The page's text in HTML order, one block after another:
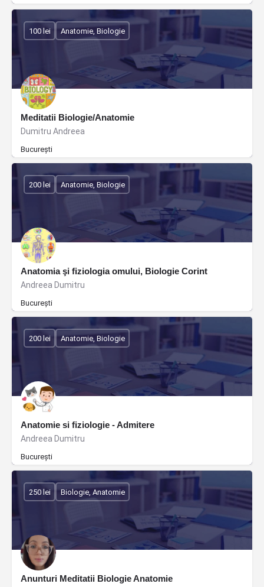
Meditatii Biologie/Anatomie
Dumitru Andreea
București
100 lei Anatomie, Biologie
Anatomia şi fiziologia omului, Biologie Corint
Andreea Dumitru
București
200 lei Anatomie, Biologie
Anatomie si fiziologie - Admitere
Andreea Dumitru
București
200 lei Anatomie, Biologie
Anunturi Meditatii Biologie Anatomie
250 lei Biologie, Anatomie